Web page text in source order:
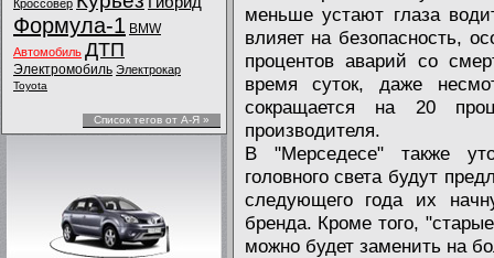
Кроссовер
Формула-1 BMW
Автомобиль ДТП
Электромобиль Электрокар
Toyota
Список тегов от А-Я »
меньше устают глаза
влияет на безопасность,
процентов аварий со
время суток, даже
сокращается на 20
производителя.
В "Мерседесе" также
головного света будут
следующего года их
бренда. Кроме того,
можно будет заменить на